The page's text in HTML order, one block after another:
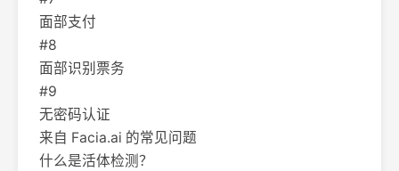
面部支付
#8
面部识别票务
#9
无密码认证
来自 Facia.ai 的常见问题
什么是活体检测？